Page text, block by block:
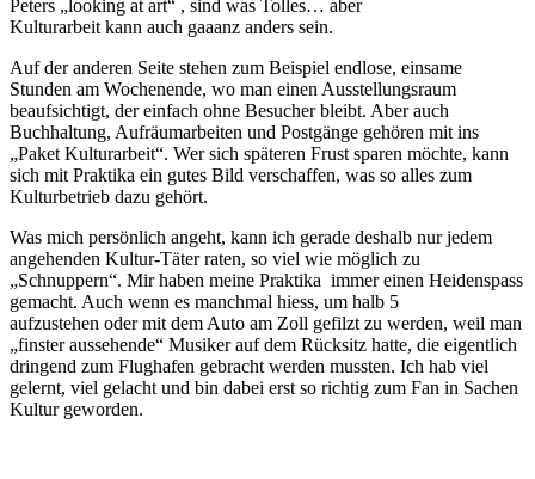
Peters „looking at art“ , sind was Tolles… aber
Kulturarbeit kann auch gaaanz anders sein.
Auf der anderen Seite stehen zum Beispiel endlose, einsame
Stunden am Wochenende, wo man einen Ausstellungsraum
beaufsichtigt, der einfach ohne Besucher bleibt. Aber auch
Buchhaltung, Aufräumarbeiten und Postgänge gehören mit ins
„Paket Kulturarbeit“. Wer sich späteren Frust sparen möchte, kann
sich mit Praktika ein gutes Bild verschaffen, was so alles zum
Kulturbetrieb dazu gehört.
Was mich persönlich angeht, kann ich gerade deshalb nur jedem
angehenden Kultur-Täter raten, so viel wie möglich zu
„Schnuppern“. Mir haben meine Praktika immer einen Heidenspass
gemacht. Auch wenn es manchmal hiess, um halb 5
aufzustehen oder mit dem Auto am Zoll gefilzt zu werden, weil man
„finster aussehende“ Musiker auf dem Rücksitz hatte, die eigentlich
dringend zum Flughafen gebracht werden mussten. Ich hab viel
gelernt, viel gelacht und bin dabei erst so richtig zum Fan in Sachen
Kultur geworden.